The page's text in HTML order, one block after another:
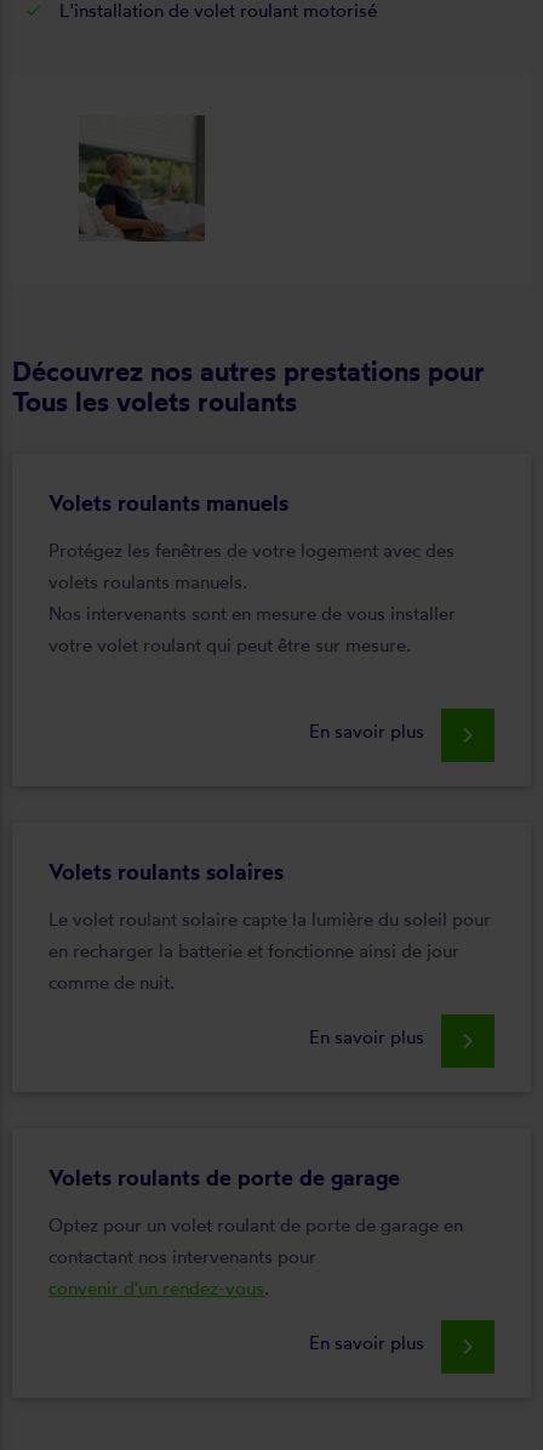
L'installation de volet roulant motorisé
Découvrez nos autres prestations pour
Tous les volets roulants
Volets roulants manuels
Protégez les fenêtres de votre logement avec des
volets roulants manuels.
Nos intervenants sont en mesure de vous installer
votre volet roulant qui peut être sur mesure.
En savoir plus keyboard_arrow_right
Volets roulants solaires
Le volet roulant solaire capte la lumière du soleil pour
en recharger la batterie et fonctionne ainsi de jour
comme de nuit.
En savoir plus keyboard_arrow_right
Volets roulants de porte de garage
Optez pour un volet roulant de porte de garage en
contactant nos intervenants pour
convenir d'un rendez-vous.
En savoir plus keyboard_arrow_right